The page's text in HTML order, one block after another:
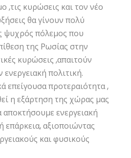
,τις κυρώσεις και τον νέο
θα γίνουν πολύ
ψυχρός πόλεμος που
της Ρωσίας στην
κυρώσεις ,απαιτούν
ενεργειακή πολιτική.
επείγουσα προτεραιότητα ,
η εξάρτηση της χώρας μας
αποκτήσουμε ενεργειακή
επάρκεια, αξιοποιώντας
και φυσικούς